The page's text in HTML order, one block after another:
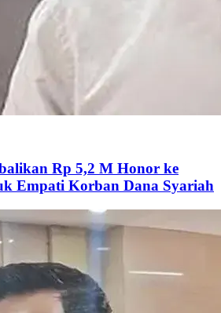
Rp 5,2 M Honor ke
Empati Korban Dana Syariah